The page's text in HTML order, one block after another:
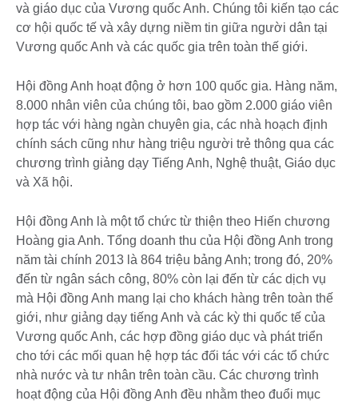
và giáo dục của Vương quốc Anh. Chúng tôi kiến tạo các
cơ hội quốc tế và xây dựng niềm tin giữa người dân tại
Vương quốc Anh và các quốc gia trên toàn thế giới.
Hội đồng Anh hoạt động ở hơn 100 quốc gia. Hàng năm,
8.000 nhân viên của chúng tôi, bao gồm 2.000 giáo viên
hợp tác với hàng ngàn chuyên gia, các nhà hoạch định
chính sách cũng như hàng triệu người trẻ thông qua các
chương trình giảng dạy Tiếng Anh, Nghệ thuật, Giáo dục
và Xã hội.
Hội đồng Anh là một tổ chức từ thiện theo Hiến chương
Hoàng gia Anh. Tổng doanh thu của Hội đồng Anh trong
năm tài chính 2013 là 864 triệu bảng Anh; trong đó, 20%
đến từ ngân sách công, 80% còn lại đến từ các dịch vụ
mà Hội đồng Anh mang lại cho khách hàng trên toàn thế
giới, như giảng dạy tiếng Anh và các kỳ thi quốc tế của
Vương quốc Anh, các hợp đồng giáo dục và phát triển
cho tới các mối quan hệ hợp tác đối tác với các tổ chức
nhà nước và tư nhân trên toàn cầu. Các chương trình
hoạt động của Hội đồng Anh đều nhằm theo đuổi mục